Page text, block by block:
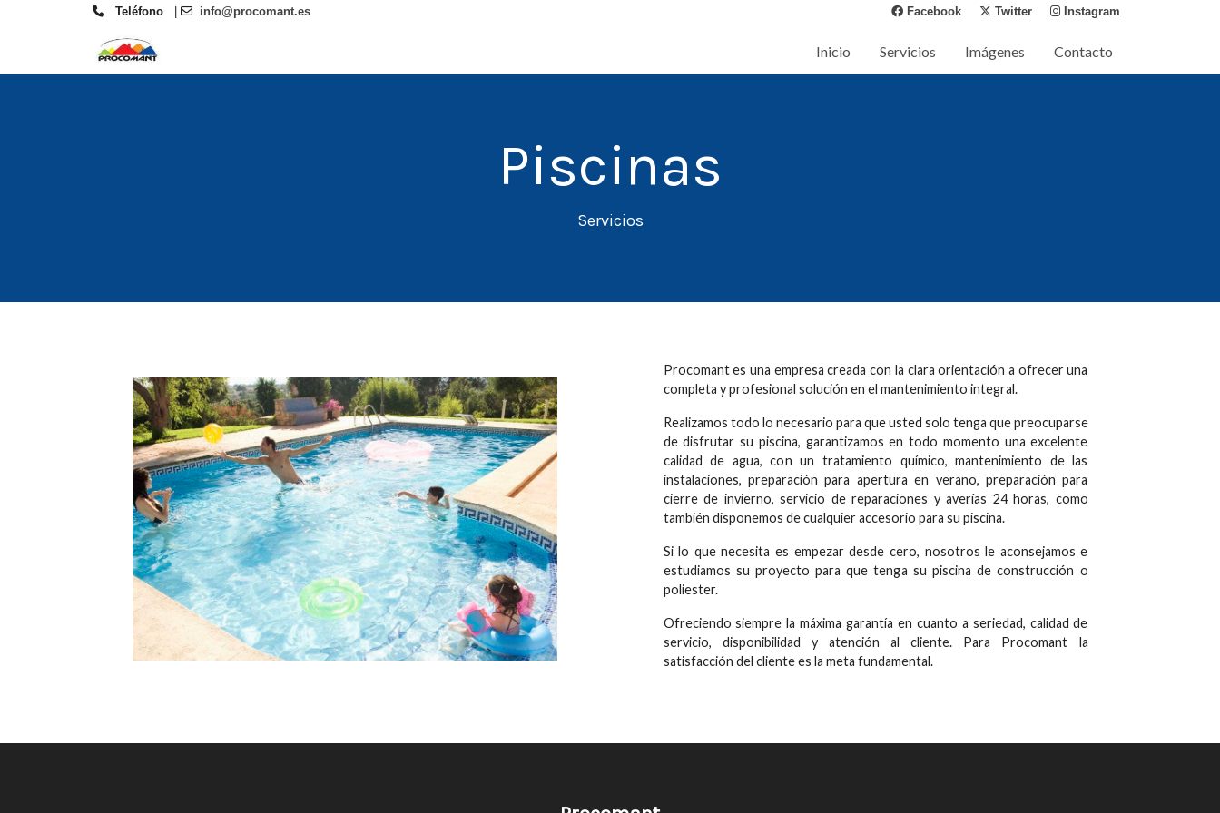
Teléfono | info@procomant.es Facebook Twitter Instagram
Inicio Servicios Imágenes Contacto
Piscinas
Servicios
Procomant es una empresa creada con la clara orientación a ofrecer una
completa y profesional solución en el mantenimiento integral.
Realizamos todo lo necesario para que usted solo tenga que preocuparse
de disfrutar su piscina, garantizamos en todo momento una excelente
calidad de agua, con un tratamiento químico, mantenimiento de las
instalaciones, preparación para apertura en verano, preparación para
cierre de invierno, servicio de reparaciones y averías 24 horas, como
también disponemos de cualquier accesorio para su piscina.
Si lo que necesita es empezar desde cero, nosotros le aconsejamos e
estudiamos su proyecto para que tenga su piscina de construcción o
poliester.
Ofreciendo siempre la máxima garantía en cuanto a seriedad, calidad de
servicio, disponibilidad y atención al cliente. Para Procomant la
satisfacción del cliente es la meta fundamental.